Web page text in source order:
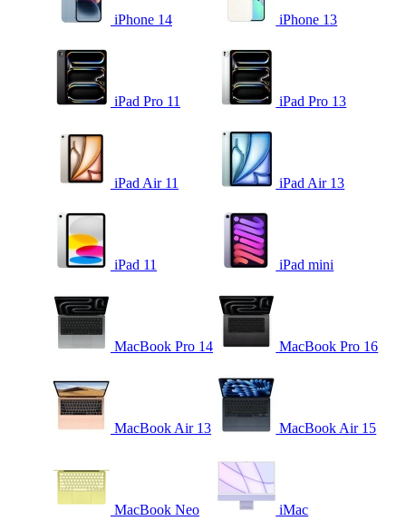
iPhone 14 iPhone 13
iPad Pro 11 iPad Pro 13
iPad Air 11 iPad Air 13
iPad 11 iPad mini
MacBook Pro 14 MacBook Pro 16
MacBook Air 13 MacBook Air 15
MacBook Neo iMac